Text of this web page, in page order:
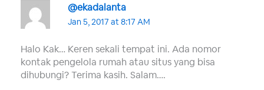
@ekadalanta
Jan 5, 2017 at 8:17 AM
Halo Kak… Keren sekali tempat ini. Ada nomor
kontak pengelola rumah atau situs yang bisa
dihubungi? Terima kasih. Salam….